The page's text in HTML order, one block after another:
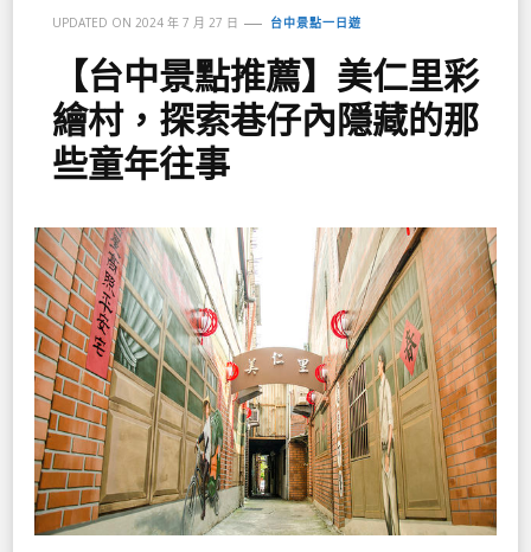
UPDATED ON 2024 年 7 月 27 日 台中景點一日遊
【台中景點推薦】美仁里彩
繪村，探索巷仔內隱藏的那
些童年往事